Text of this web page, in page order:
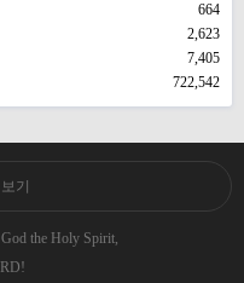
664
2,623
7,405
722,542
기
the Holy Spirit,